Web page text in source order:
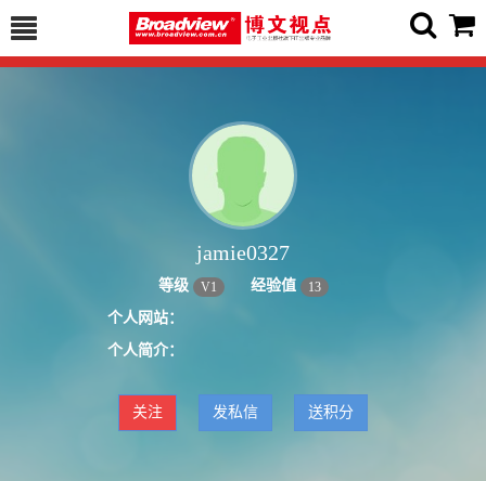
jamie0327
等级 V1 经验值 13
个人网站：
个人简介：
关注 发私信 送积分